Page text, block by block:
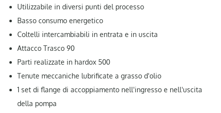
Utilizzabile in diversi punti del processo
Basso consumo energetico
Coltelli intercambiabili in entrata e in uscita
Attacco Trasco 90
Parti realizzate in hardox 500
Tenute meccaniche lubrificate a grasso d'olio
1 set di flange di accoppiamento nell'ingresso e nell'uscita
della pompa